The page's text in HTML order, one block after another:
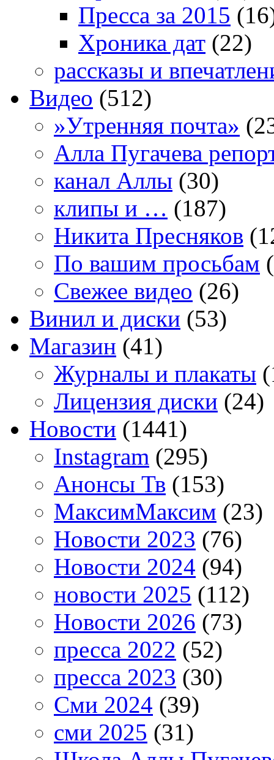
Пресса за 2015
Хроника дат (22)
рассказы и
Видео (512)
»Утренняя почта»
Алла Пугачева
канал Аллы (30)
клипы и … (187)
Никита Пресняков
По вашим просьбам
Свежее видео (26)
Винил и диски (53)
Магазин (41)
Журналы и плакаты
Лицензия диски (24)
Новости (1441)
Instagram (295)
Анонсы Тв (153)
МаксимМаксим (23)
Новости 2023 (76)
Новости 2024 (94)
новости 2025 (112)
Новости 2026 (73)
пресса 2022 (52)
пресса 2023 (30)
Сми 2024 (39)
сми 2025 (31)